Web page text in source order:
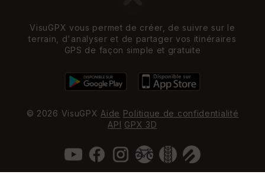
VisuGPX vous permet de créer, de suivre sur le
terrain, d'analyser et de partager vos itinéraires
GPS de façon simple et gratuite
© 2026 VisuGPX Aide Politique de confidentialité
API GPX 3D